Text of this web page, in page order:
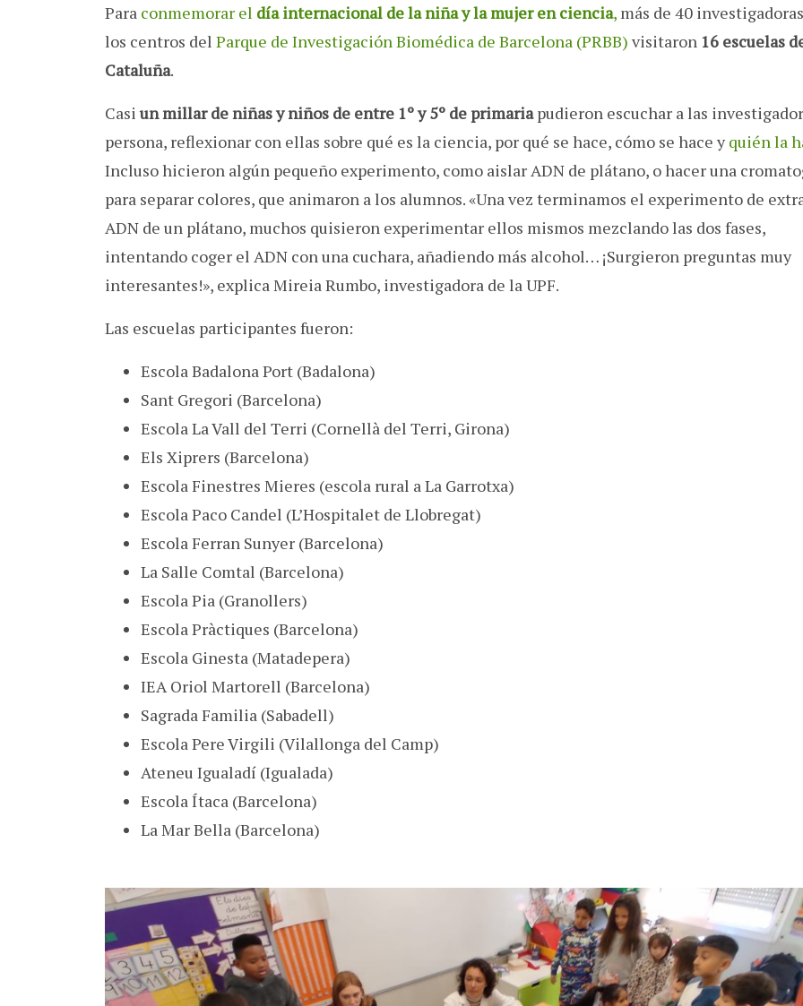
Para conmemorar el día internacional de la niña y la mujer en ciencia, más de 40
los centros del Parque de Investigación Biomédica de Barcelona (PRBB) visitaron 16 escuelas
Cataluña.
Casi un millar de niñas y niños de entre 1º y 5º de primariapudieron escuchar a las
persona, reflexionar con ellas sobre qué es la ciencia, por qué se hace, cómo se hace yquién la
Incluso hicieron algún pequeño experimento, como aislar ADN de plátano, o hacer una
para separar colores, que animaron a los alumnos. «Una vez terminamos el experimento de
ADN de un plátano, muchos quisieron experimentar ellos mismos mezclando las dos fases,
intentando coger el ADN con una cuchara, añadiendo más alcohol… ¡Surgieron preguntas muy
interesantes!», explica Mireia Rumbo, investigadora de la UPF.
Las escuelas participantes fueron:
Escola Badalona Port (Badalona)
Sant Gregori (Barcelona)
Escola La Vall del Terri (Cornellà del Terri, Girona)
Els Xiprers (Barcelona)
Escola Finestres Mieres (escola rural a La Garrotxa)
Escola Paco Candel (L’Hospitalet de Llobregat)
Escola Ferran Sunyer (Barcelona)
La Salle Comtal (Barcelona)
Escola Pia (Granollers)
Escola Pràctiques (Barcelona)
Escola Ginesta (Matadepera)
IEA Oriol Martorell (Barcelona)
Sagrada Familia (Sabadell)
Escola Pere Virgili (Vilallonga del Camp)
Ateneu Igualadí (Igualada)
Escola Ítaca (Barcelona)
La Mar Bella (Barcelona)